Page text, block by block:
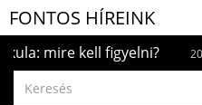
FONTOS HÍREINK
kell figyelni? 2026.aug. 3.